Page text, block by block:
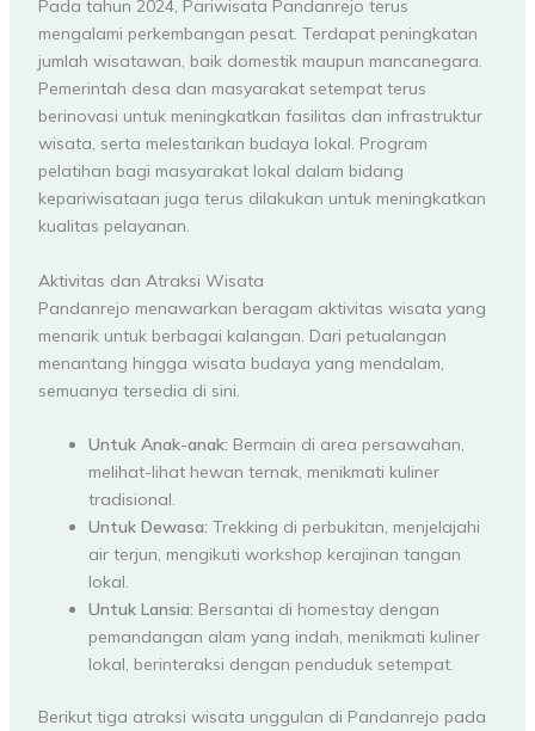
Pada tahun 2024, Pariwisata Pandanrejo terus
mengalami perkembangan pesat. Terdapat peningkatan
jumlah wisatawan, baik domestik maupun mancanegara.
Pemerintah desa dan masyarakat setempat terus
berinovasi untuk meningkatkan fasilitas dan infrastruktur
wisata, serta melestarikan budaya lokal. Program
pelatihan bagi masyarakat lokal dalam bidang
kepariwisataan juga terus dilakukan untuk meningkatkan
kualitas pelayanan.
Aktivitas dan Atraksi Wisata
Pandanrejo menawarkan beragam aktivitas wisata yang
menarik untuk berbagai kalangan. Dari petualangan
menantang hingga wisata budaya yang mendalam,
semuanya tersedia di sini.
Untuk Anak-anak: Bermain di area persawahan,
melihat-lihat hewan ternak, menikmati kuliner
tradisional.
Untuk Dewasa: Trekking di perbukitan, menjelajahi
air terjun, mengikuti workshop kerajinan tangan
lokal.
Untuk Lansia: Bersantai di homestay dengan
pemandangan alam yang indah, menikmati kuliner
lokal, berinteraksi dengan penduduk setempat.
Berikut tiga atraksi wisata unggulan di Pandanrejo pada